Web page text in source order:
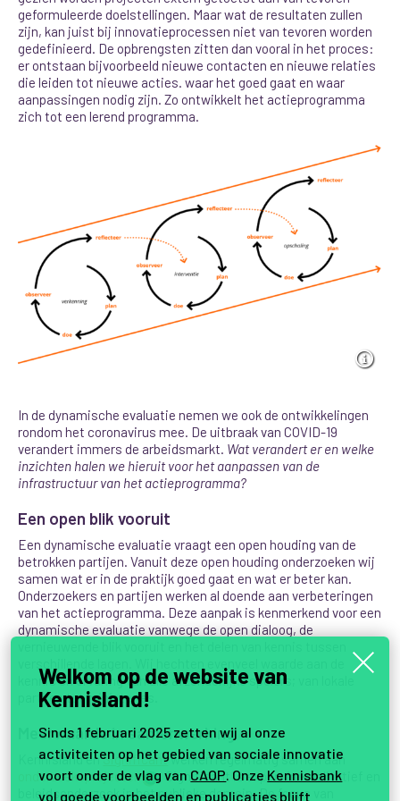
geformuleerde doelstellingen. Maar wat de resultaten zullen
zijn, kan juist bij innovatieprocessen niet van tevoren worden
gedefinieerd. De opbrengsten zitten dan vooral in het proces:
er ontstaan bijvoorbeeld nieuwe contacten en nieuwe relaties
die leiden tot nieuwe acties. waar het goed gaat en waar
aanpassingen nodig zijn. Zo ontwikkelt het actieprogramma
zich tot een lerend programma.
In de dynamische evaluatie nemen we ook de ontwikkelingen
rondom het coronavirus mee. De uitbraak van COVID-19
verandert immers de arbeidsmarkt. Wat verandert er en welke
inzichten halen we hieruit voor het aanpassen van de
infrastructuur van het actieprogramma?
Een open blik vooruit
Een dynamische evaluatie vraagt een open houding van de
betrokken partijen. Vanuit deze open houding onderzoeken wij
samen wat er in de praktijk goed gaat en wat er beter kan.
Onderzoekers en partijen werken al doende aan verbeteringen
van het actieprogramma. Deze aanpak is kenmerkend voor een
dynamische evaluatie vanwege de open dialoog, de
kennis en ervaring van alle afzonderlijke spelers; van lokale
partijen tot ministeries.
Meerwaarde in samenwerking
Kennisland enSignificantwerken regelmatig samen aan
onderzoeksprojecten 3 . Significant is expert in kwalitatief en
beleidsonderzoek in het publieke domein. De focus van
Welkom op de website van
Kennisland!
Sinds 1 februari 2025 zetten wij al onze
activiteiten op het gebied van sociale innovatie
voort onder de vlag van CAOP. Onze Kennisbank
vol goede voorbeelden en publicaties blijft